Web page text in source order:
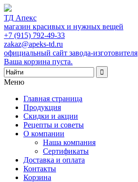
ТД Апекс
магазин красивых и нужных вещей
+7 (915) 792-49-33
zakaz@apeks-td.ru
официальный сайт завода-изготовителя
Ваша корзина пуста.
Меню
Главная страница
Продукция
Скидки и акции
Рецепты и советы
О компании
Наша компания
Сертификаты
Доставка и оплата
Контакты
Корзина